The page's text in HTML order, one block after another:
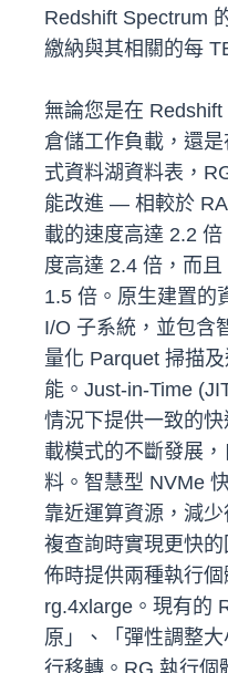
Redshift Spectrum
繳納與其相關的每
無論您是在
倉儲工作負載，還
式資料湖資料表，
能改進 — 相較於
載的速度高達 2.2
度高達 2.4 倍，而
1.5 倍。原生建置的
I/O 子系統，並包含
量化 Parquet 掃描
能。Just-in-Time
情況下提供一致的
載模式的不斷發展
料。智慧型 NVMe
靠近運算資源，減
複查詢時實現更快
佈時提供兩種執行
rg.4xlarge。現有的
原」、「彈性調整